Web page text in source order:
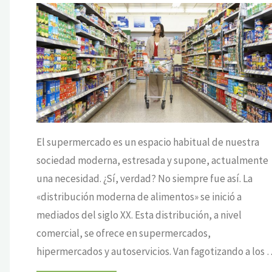
LUCAS
/
El supermercado es un espacio habitual de nuestra
sociedad moderna, estresada y supone, actualmente
una necesidad. ¿Sí, verdad? No siempre fue así. La
«distribución moderna de alimentos» se inició a
mediados del siglo XX. Esta distribución, a nivel
comercial, se ofrece en supermercados,
hipermercados y autoservicios. Van fagotizando a los